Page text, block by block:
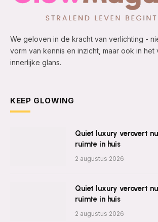
We geloven in de kracht van verlichting -
vorm van kennis en inzicht, maar ook in het
innerlijke glans.
KEEP GLOWING
Quiet luxury verovert
ruimte in huis
2 augustus 2026
Quiet luxury verovert
ruimte in huis
2 augustus 2026